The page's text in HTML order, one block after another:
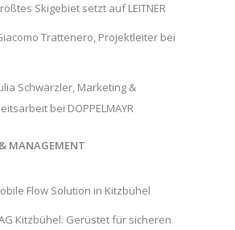
Skigebiet setzt auf LEITNER
Trattenero, Projektleiter bei
Schwärzler, Marketing &
bei DOPPELMAYR
MANAGEMENT
Flow Solution in Kitzbühel
Kitzbühel: Gerüstet für sicheren